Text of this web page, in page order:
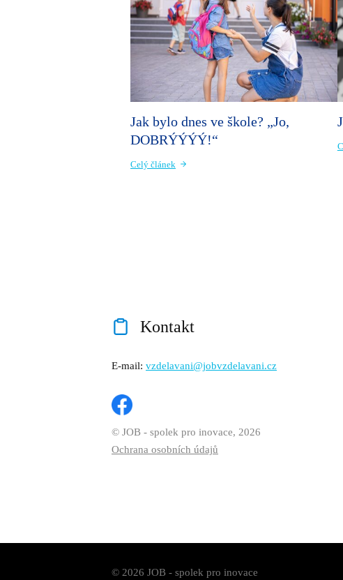
Jak bylo dnes ve škole? „Jo,
DOBRÝÝÝÝ!“
Celý článek
Kontakt
E-mail: vzdelavani@jobvzdelavani.cz
© JOB - spolek pro inovace, 2026
Ochrana osobních údajů
© 2026 JOB - spolek pro inovace